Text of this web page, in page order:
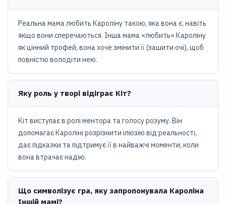
Реальна мама любить Кароліну такою, яка вона є, навіть
якщо вони сперечаються. Інша мама «любить» Кароліну
як цінний трофей, вона хоче змінити її (зашити очі), щоб
повністю володіти нею.
Яку роль у творі відіграє Кіт?
Кіт виступає в ролі ментора та голосу розуму. Він
допомагає Кароліні розрізнити ілюзію від реальності,
дає підказки та підтримує її в найважчі моменти, коли
вона втрачає надію.
Що символізує гра, яку запропонувала Кароліна
Іншій мамі?